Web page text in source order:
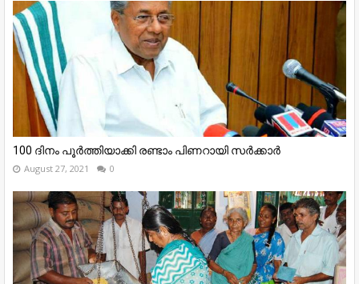
100 ദിനം പൂര്‍ത്തിയാക്കി രണ്ടാം പിണറായി സര്‍ക്കാര്‍
August 27, 2021 0